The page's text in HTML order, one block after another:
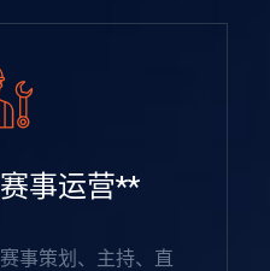
事运营**
事策划、主持、直